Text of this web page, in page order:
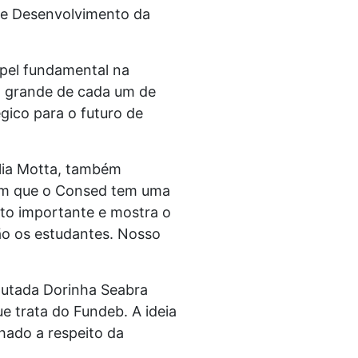
Desenvolvimento da
fundamental na
de cada um de
para o futuro de
Motta, também
que o Consed tem uma
importante e mostra o
os estudantes. Nosso
Dorinha Seabra
trata do Fundeb. A ideia
a respeito da